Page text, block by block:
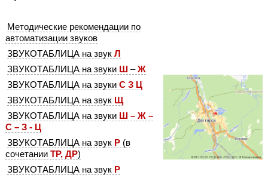
Методические рекомендации по
автоматизации звуков
ЗВУКОТАБЛИЦА на звук Л
ЗВУКОТАБЛИЦА на звуки Ш –Ж
ЗВУКОТАБЛИЦА на звуки С З Ц
ЗВУКОТАБЛИЦА на звук Щ
ЗВУКОТАБЛИЦА на звуки Ш – Ж –
С – З - Ц
ЗВУКОТАБЛИЦА на звук Р (в
сочетании ТР, ДР)
ЗВУКОТАБЛИЦА на звук Р